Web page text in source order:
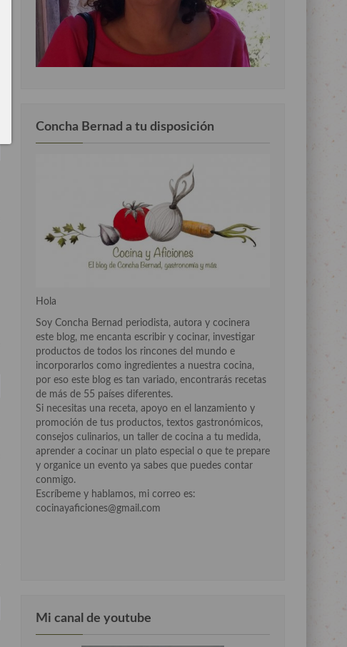
Concha Bernad a tu disposición
Hola
Soy Concha Bernad periodista, autora y cocinera
este blog, me encanta escribir y cocinar, investigar
productos de todos los rincones del mundo e
incorporarlos como ingredientes a nuestra cocina,
por eso este blog es tan variado, encontrarás recetas
de más de 55 países diferentes.
Si necesitas una receta, apoyo en el lanzamiento y
promoción de tus productos, textos gastronómicos,
consejos culinarios, un taller de cocina a tu medida,
aprender a cocinar un plato especial o que te prepare
y organice un evento ya sabes que puedes contar
conmigo.
Escríbeme y hablamos, mi correo es:
cocinayaficiones@gmail.com
Mi canal de youtube